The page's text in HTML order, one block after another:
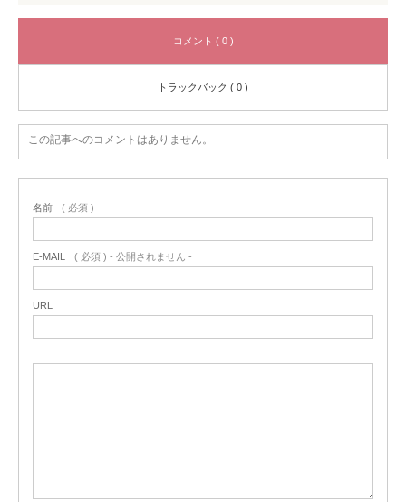
コメント ( 0 )
トラックバック ( 0 )
この記事へのコメントはありません。
名前 ( 必須 )
E-MAIL ( 必須 ) - 公開されません -
URL